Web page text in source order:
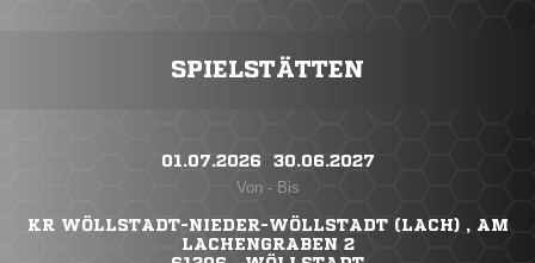
SPIELSTÄTTEN
01.07.2026 ​ 30.06.2027
Von - Bis
KR WÖLLSTADT-NIEDER-WÖLLSTADT (LACH) , AM
LACHENGRABEN 2